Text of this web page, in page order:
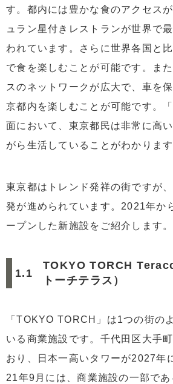
す。都内には豊かな食のアクセス
ュラン星付きレストランが世界で
われています。さらに世界各国と
で食を楽しむことが可能です。ま
スのネットワークが広大で、車を
京都内を楽しむことが可能です。
面において、東京都民は非常に高
がら生活していることがわかります
東京都はトレンド発祥の街ですが
発が進められています。2021年か
ープンした新施設をご紹介します。
TOKYO TORCH
トーチテラス）
「TOKYO TORCH」は1つの街の
いる商業施設です。千代田区大手
おり、日本一高いタワーが2027年
21年9月には、商業施設の一部で